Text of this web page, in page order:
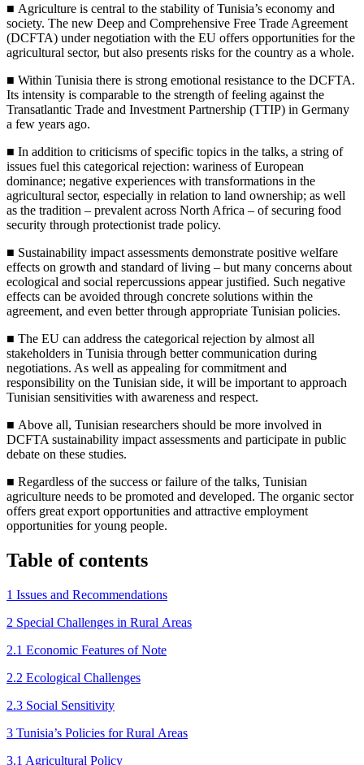
■ Agriculture is central to the stability of Tunisia’s economy and
society. The new Deep and Comprehensive Free Trade Agreement
(DCFTA) under negotiation with the EU offers opportunities for the
agricultural sector, but also presents risks for the country as a whole.
■ Within Tunisia there is strong emotional resistance to the DCFTA.
Its intensity is comparable to the strength of feeling against the
Transatlantic Trade and Investment Partnership (TTIP) in Germany
a few years ago.
■ In addition to criticisms of specific topics in the talks, a string of
issues fuel this categorical rejection: wariness of European
dominance; negative experiences with transformations in the
agricultural sector, especially in relation to land ownership; as well
as the tradition – prevalent across North Africa – of securing food
security through protectionist trade policy.
■ Sustainability impact assessments demonstrate positive welfare
effects on growth and standard of living – but many concerns about
ecological and social repercussions appear justified. Such negative
effects can be avoided through concrete solutions within the
agreement, and even better through appropriate Tunisian policies.
■ The EU can address the categorical rejection by almost all
stakeholders in Tunisia through better communication during
negotiations. As well as appealing for commitment and
responsibility on the Tunisian side, it will be important to approach
Tunisian sensitivities with awareness and respect.
■ Above all, Tunisian researchers should be more involved in
DCFTA sus­tainability impact assessments and participate in public
debate on these studies.
■ Regardless of the success or failure of the talks, Tunisian
agriculture needs to be promoted and developed. The organic sector
offers great ex­port opportunities and attractive employment
opportunities for young people.
Table of contents
1 Issues and Recommendations
2 Special Challenges in Rural Areas
2.1 Economic Features of Note
2.2 Ecological Challenges
2.3 Social Sensitivity
3 Tunisia’s Policies for Rural Areas
3.1 Agricultural Policy